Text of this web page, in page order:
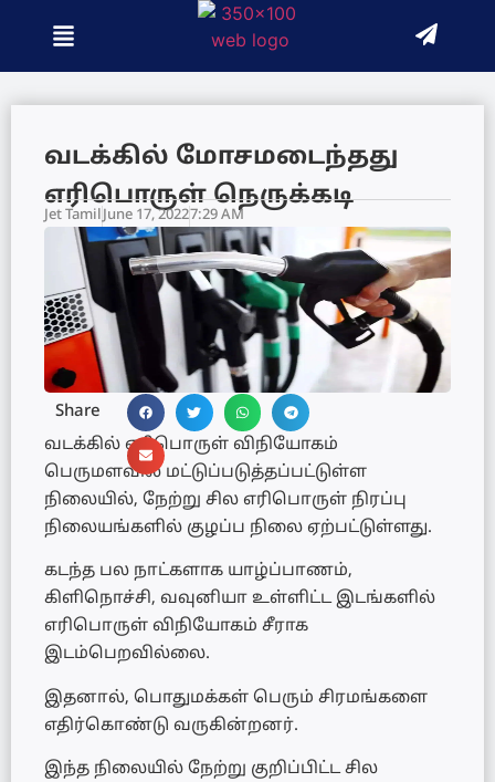
வடக்கில் மோசமடைந்தது
எரிபொருள் நெருக்கடி
Jet Tamil June 17, 20227:29 AM
Share
வடக்கில் எரிபொருள் விநியோகம்
பெருமளவில் மட்டுப்படுத்தப்பட்டுள்ள
நிலையில், நேற்று சில எரிபொருள் நிரப்பு
நிலையங்களில் குழப்ப நிலை ஏற்பட்டுள்ளது.
கடந்த பல நாட்களாக யாழ்ப்பாணம்,
கிளிநொச்சி, வவுனியா உள்ளிட்ட இடங்களில்
எரிபொருள் விநியோகம் சீராக
இடம்பெறவில்லை.
இதனால், பொதுமக்கள் பெரும் சிரமங்களை
எதிர்கொண்டு வருகின்றனர்.
இந்த நிலையில் நேற்று குறிப்பிட்ட சில